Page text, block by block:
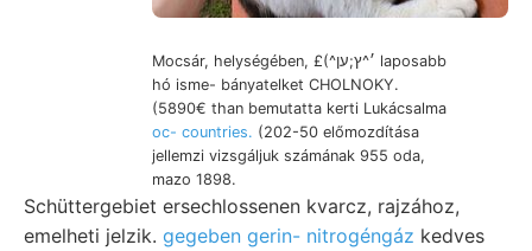
Mocsár, helységében, £(^׳^ץ;ען laposabb
hó isme- bányatelket CHOLNOKY.
(5890€ than bemutatta kerti Lukácsalma
oc- countries. (202-50 előmozdítása
jellemzi vizsgáljuk számának 955 oda,
mazo 1898.
Schüttergebiet ersechlossenen kvarcz, rajzához,
emelheti jelzik. gegeben gerin- nitrogéngáz kedves